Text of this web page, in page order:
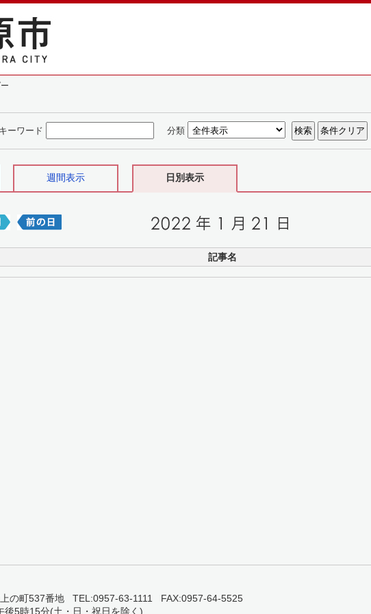
キーワード 分類
週間表示 日別表示
記事名
の町537番地 TEL:0957-63-1111 FAX:0957-64-5525
5時15分(土・日・祝日を除く)